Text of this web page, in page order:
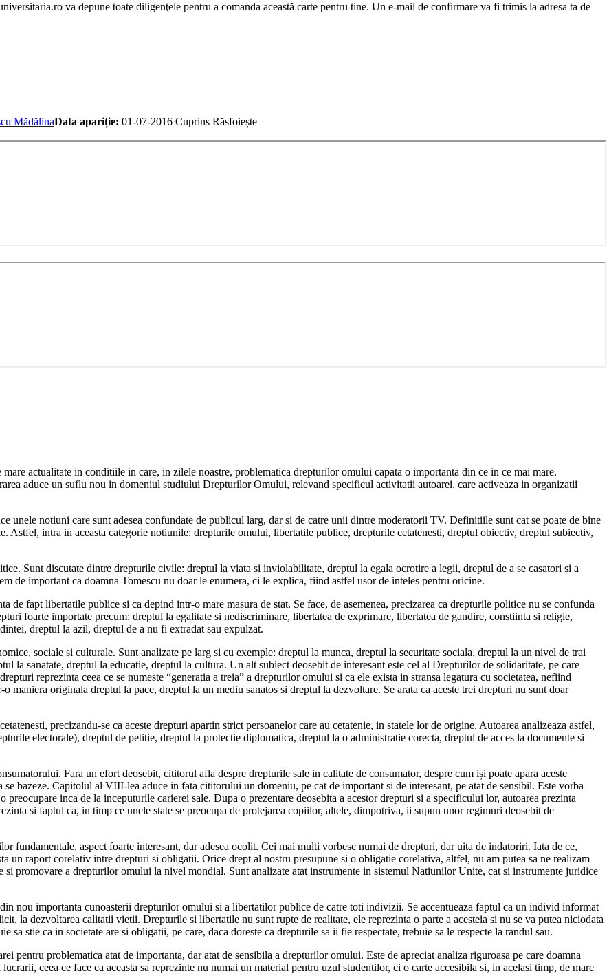
va depune toate diligenţele pentru a comanda această carte pentru tine. Un e-mail de confirmare va fi trimis la adresa ta de
MădălinaData apariție: 01-07-2016 Cuprins Răsfoiește
actualitate in conditiile in care, in zilele noastre, problematica drepturilor omului capata o importanta din ce in ce mai mare.
aduce un suflu nou in domeniul studiului Drepturilor Omului, relevand specificul activitatii autoarei, care activeaza in organizatii
unele notiuni care sunt adesea confundate de publicul larg, dar si de catre unii dintre moderatorii TV. Definitiile sunt cat se poate de bine
Astfel, intra in aceasta categorie notiunile: drepturile omului, libertatile publice, drepturile cetatenesti, dreptul obiectiv, dreptul subiectiv,
Sunt discutate dintre drepturile civile: dreptul la viata si inviolabilitate, dreptul la egala ocrotire a legii, dreptul de a se casatori si a
de important ca doamna Tomescu nu doar le enumera, ci le explica, fiind astfel usor de inteles pentru oricine.
de fapt libertatile publice si ca depind intr-o mare masura de stat. Se face, de asemenea, precizarea ca drepturile politice nu se confunda
foarte importate precum: dreptul la egalitate si nediscriminare, libertatea de exprimare, libertatea de gandire, constiinta si religie,
dreptul la azil, dreptul de a nu fi extradat sau expulzat.
sociale si culturale. Sunt analizate pe larg si cu exemple: dreptul la munca, dreptul la securitate sociala, dreptul la un nivel de trai
la sanatate, dreptul la educatie, dreptul la cultura. Un alt subiect deosebit de interesant este cel al Drepturilor de solidaritate, pe care
reprezinta ceea ce se numeste “generatia a treia” a drepturilor omului si ca ele exista in stransa legatura cu societatea, nefiind
maniera originala dreptul la pace, dreptul la un mediu sanatos si dreptul la dezvoltare. Se arata ca aceste trei drepturi nu sunt doar
precizandu-se ca aceste drepturi apartin strict persoanelor care au cetatenie, in statele lor de origine. Autoarea analizeaza astfel,
electorale), dreptul de petitie, dreptul la protectie diplomatica, dreptul la o administratie corecta, dreptul de acces la documente si
Fara un efort deosebit, cititorul afla despre drepturile sale in calitate de consumator, despre cum iși poate apara aceste
bazeze. Capitolul al VIII-lea aduce in fata cititorului un domeniu, pe cat de important si de interesant, pe atat de sensibil. Este vorba
inca de la inceputurile carierei sale. Dupa o prezentare deosebita a acestor drepturi si a specificului lor, autoarea prezinta
si faptul ca, in timp ce unele state se preocupa de protejarea copiilor, altele, dimpotriva, ii supun unor regimuri deosebit de
fundamentale, aspect foarte interesant, dar adesea ocolit. Cei mai multi vorbesc numai de drepturi, dar uita de indatoriri. Iata de ce,
un raport corelativ intre drepturi si obligatii. Orice drept al nostru presupune si o obligatie corelativa, altfel, nu am putea sa ne realizam
promovare a drepturilor omului la nivel mondial. Sunt analizate atat instrumente in sistemul Natiunilor Unite, cat si instrumente juridice
nou importanta cunoasterii drepturilor omului si a libertatilor publice de catre toti indivizii. Se accentueaza faptul ca un individ informat
la dezvoltarea calitatii vietii. Drepturile si libertatile nu sunt rupte de realitate, ele reprezinta o parte a acesteia si nu se va putea niciodata
sa stie ca in societate are si obligatii, pe care, daca doreste ca drepturile sa ii fie respectate, trebuie sa le respecte la randul sau.
pentru problematica atat de importanta, dar atat de sensibila a drepturilor omului. Este de apreciat analiza riguroasa pe care doamna
ceea ce face ca aceasta sa reprezinte nu numai un material pentru uzul studentilor, ci o carte accesibila si, in acelasi timp, de mare